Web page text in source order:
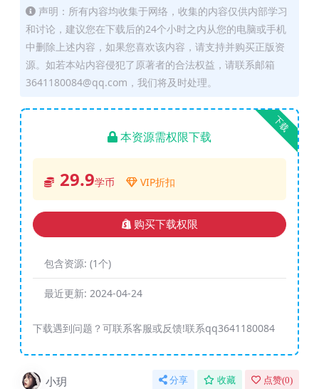
声明：所有内容均收集于网络，收集的内容仅供内部学习
和讨论，建议您在下载后的24个小时之内从您的电脑或手机
中删除上述内容，如果您喜欢该内容，请支持并购买正版资
源。如若本站内容侵犯了原著者的合法权益，请联系邮箱
3641180084@qq.com，我们将及时处理。
下载
本资源需权限下载
29.9学币 VIP折扣
购买下载权限
包含资源: (1个)
最近更新: 2024-04-24
下载遇到问题？可联系客服或反馈!联系qq3641180084
小玥 分享 收藏 点赞(0)